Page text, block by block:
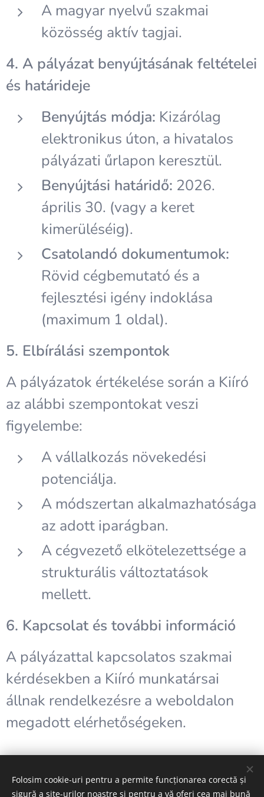
A magyar nyelvű szakmai
közösség aktív tagjai.
4. A pályázat benyújtásának feltételei
és határideje
Benyújtás módja: Kizárólag
elektronikus úton, a hivatalos
pályázati űrlapon keresztül.
Benyújtási határidő: 2026.
április 30. (vagy a keret
kimerüléséig).
Csatolandó dokumentumok:
Rövid cégbemutató és a
fejlesztési igény indoklása
(maximum 1 oldal).
5. Elbírálási szempontok
A pályázatok értékelése során a Kiíró
az alábbi szempontokat veszi
figyelembe:
A vállalkozás növekedési
potenciálja.
A módszertan alkalmazhatósága
az adott iparágban.
A cégvezető elkötelezettsége a
strukturális változtatások
mellett.
6. Kapcsolat és további információ
A pályázattal kapcsolatos szakmai
kérdésekben a Kiíró munkatársai
állnak rendelkezésre a weboldalon
megadott elérhetőségeken.
A képeket biztosította:Pexels
Folosim cookie-uri pentru a permite funcționarea corectă și
sigură a site-urilor noastre și pentru a vă oferi cea mai bună